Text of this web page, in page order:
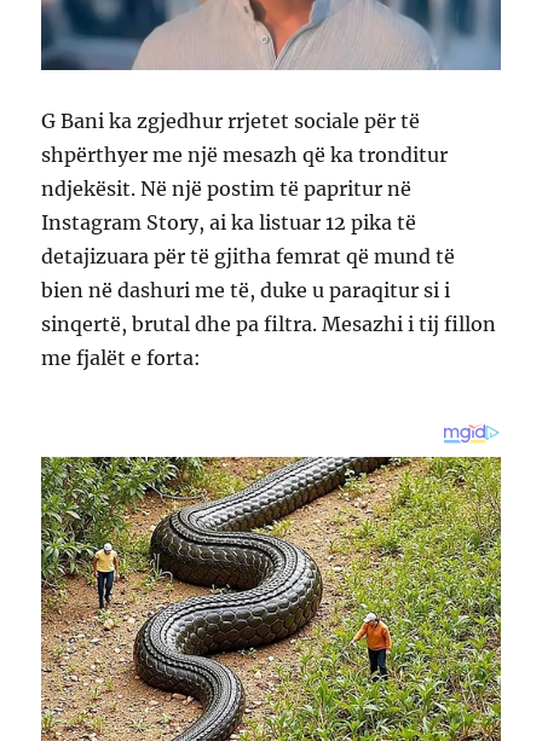
G Bani ka zgjedhur rrjetet sociale për të
shpërthyer me një mesazh që ka tronditur
ndjekësit. Në një postim të papritur në
Instagram Story, ai ka listuar 12 pika të
detajizuara për të gjitha femrat që mund të
bien në dashuri me të, duke u paraqitur si i
sinqertë, brutal dhe pa filtra. Mesazhi i tij fillon
me fjalët e forta: